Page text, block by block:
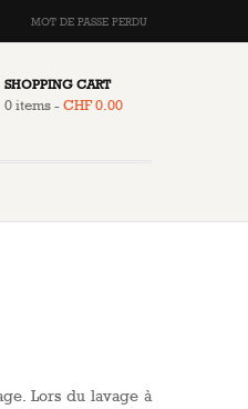
MOT DE PASSE PERDU
SHOPPING CART
0 items -CHF0.00
Lors du lavage à